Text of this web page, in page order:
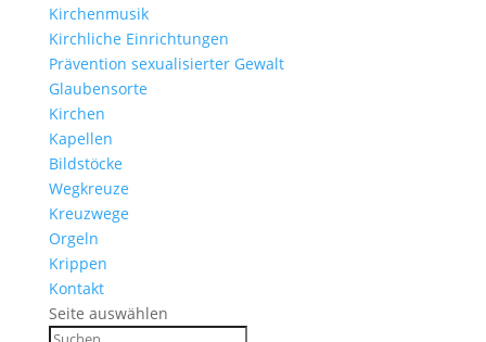
Kirchen­musik
Kirch­liche Einrichtungen
Präven­tion sexua­li­sierter Gewalt
Glau­ben­s­orte
Kirchen
Kapellen
Bild­stöcke
Wegkreuze
Kreuz­wege
Orgeln
Krippen
Kontakt
Seite auswählen